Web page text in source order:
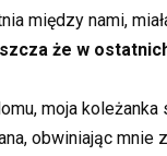
między nami,
że w
moja koleżanka
obwiniając